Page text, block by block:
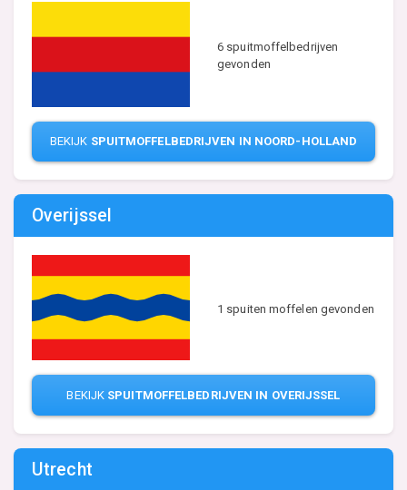
6 spuitmoffelbedrijven
gevonden
BEKIJK SPUITMOFFELBEDRIJVEN IN NOORD-HOLLAND
Overijssel
1 spuiten moffelen gevonden
BEKIJK SPUITMOFFELBEDRIJVEN IN OVERIJSSEL
Utrecht